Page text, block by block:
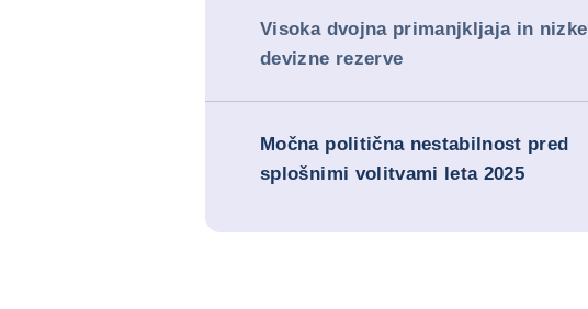
Visoka dvojna primanjkljaja in nizke
devizne rezerve
Močna politična nestabilnost pred
splošnimi volitvami leta 2025